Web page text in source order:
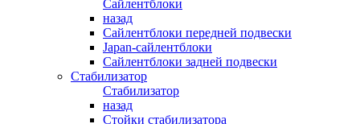
Сайлентблоки
назад
Сайлентблоки передней подвески
Japan-сайлентблоки
Сайлентблоки задней подвески
Стабилизатор
Стабилизатор
назад
Стойки стабилизатора